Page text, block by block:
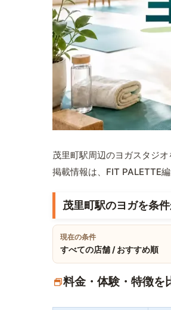
茂里町駅周辺のヨガスタジ
掲載情報は、FIT PALETTE
茂里町駅のヨガを条
現在の条件
すべての店舗 / おすすめ順
料金・体験・特徴を